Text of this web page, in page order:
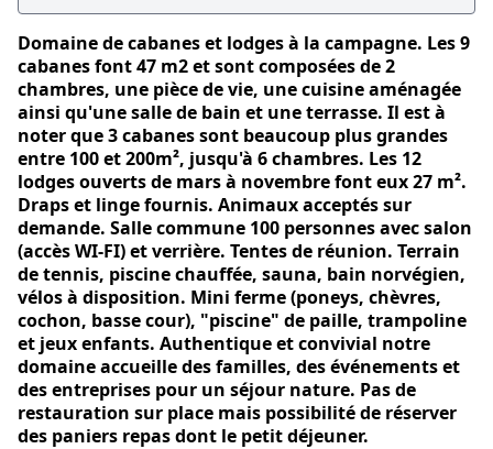
Domaine de cabanes et lodges à la campagne. Les 9
cabanes font 47 m2 et sont composées de 2
chambres, une pièce de vie, une cuisine aménagée
ainsi qu'une salle de bain et une terrasse. Il est à
noter que 3 cabanes sont beaucoup plus grandes
entre 100 et 200m², jusqu'à 6 chambres. Les 12
lodges ouverts de mars à novembre font eux 27 m².
Draps et linge fournis. Animaux acceptés sur
demande. Salle commune 100 personnes avec salon
(accès WI-FI) et verrière. Tentes de réunion. Terrain
de tennis, piscine chauffée, sauna, bain norvégien,
vélos à disposition. Mini ferme (poneys, chèvres,
cochon, basse cour), "piscine" de paille, trampoline
et jeux enfants. Authentique et convivial notre
domaine accueille des familles, des événements et
des entreprises pour un séjour nature. Pas de
restauration sur place mais possibilité de réserver
des paniers repas dont le petit déjeuner.